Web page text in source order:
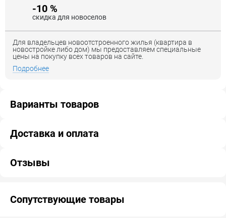
-10 %
скидка для новоселов
Для владельцев новоотстроенного жилья (квартира в
новостройке либо дом) мы предоставляем специальные
цены на покупку всех товаров на сайте.
Подробнее
Варианты товаров
Доставка и оплата
Отзывы
Сопутствующие товары